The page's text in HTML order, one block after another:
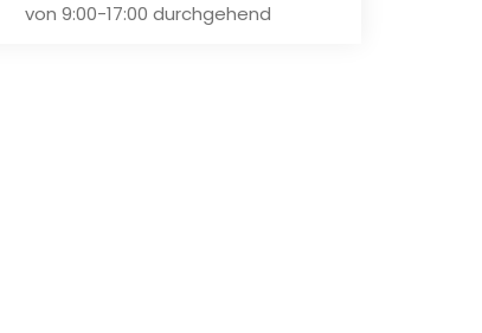
von 9:00-17:00 durchgehend